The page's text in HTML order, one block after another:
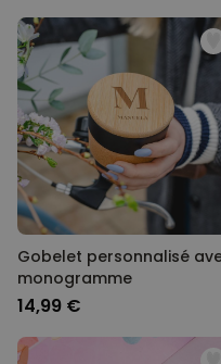
Gobelet personnalisé
monogramme
14,99 €